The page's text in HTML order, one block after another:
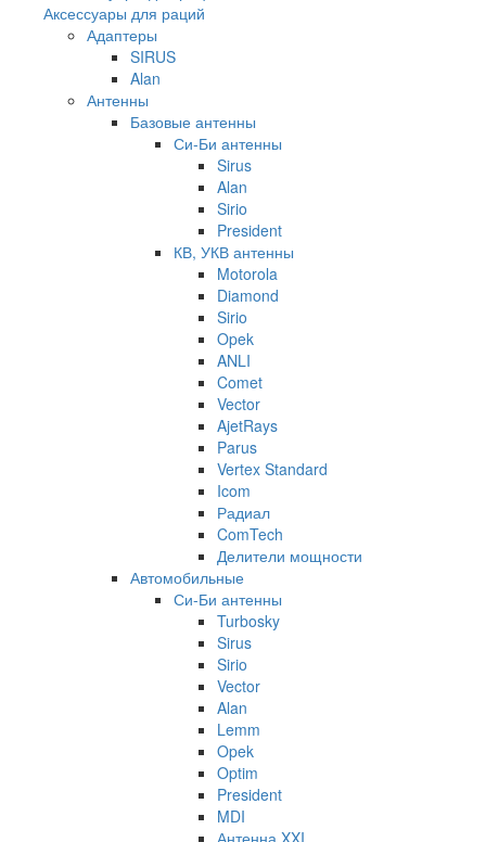
Аксессуары для раций
Адаптеры
SIRUS
Alan
Антенны
Базовые антенны
Си-Би антенны
Sirus
Alan
Sirio
President
КВ, УКВ антенны
Motorola
Diamond
Sirio
Opek
ANLI
Comet
Vector
AjetRays
Parus
Vertex Standard
Icom
Радиал
ComTech
Делители мощности
Автомобильные
Си-Би антенны
Turbosky
Sirus
Sirio
Vector
Alan
Lemm
Opek
Optim
President
MDI
Антенна XXI